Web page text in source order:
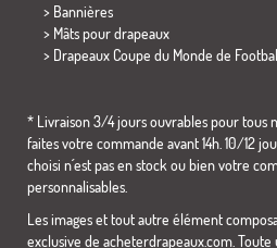
> Bannières
> Mâts pour drapeaux
> Drapeaux Coupe du Monde de
* Livraison 3/4 jours ouvrables pour tous
faites votre commande avant 14h. 10/12
choisi n´est pas en stock ou bien votre
personnalisables.
Les images et tout autre élément
exclusive de acheterdrapeaux.com.